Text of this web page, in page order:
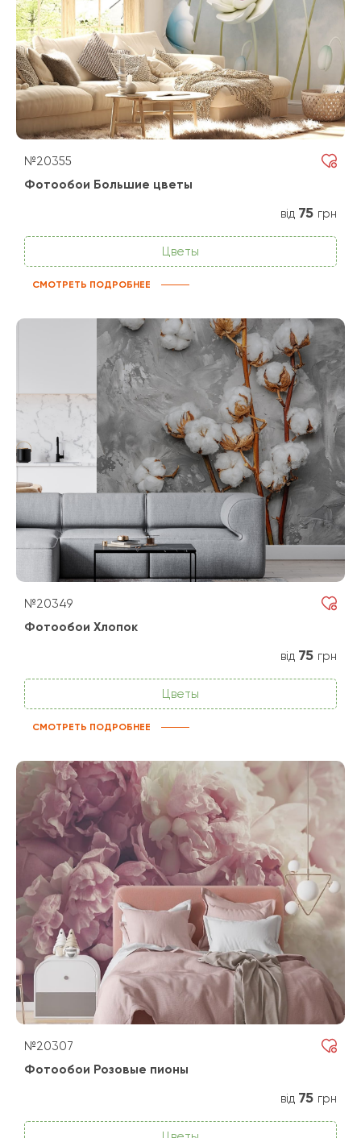
№20355
Фотообои Большие цветы
від 75 грн
Цветы
СМОТРЕТЬ ПОДРОБНЕЕ
№20349
Фотообои Хлопок
від 75 грн
Цветы
СМОТРЕТЬ ПОДРОБНЕЕ
№20307
Фотообои Розовые пионы
від 75 грн